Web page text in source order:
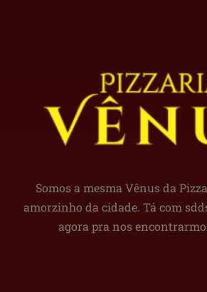
Somos a mesma Vênus da
amorzinho da cidade. Tá com
agora pra nos